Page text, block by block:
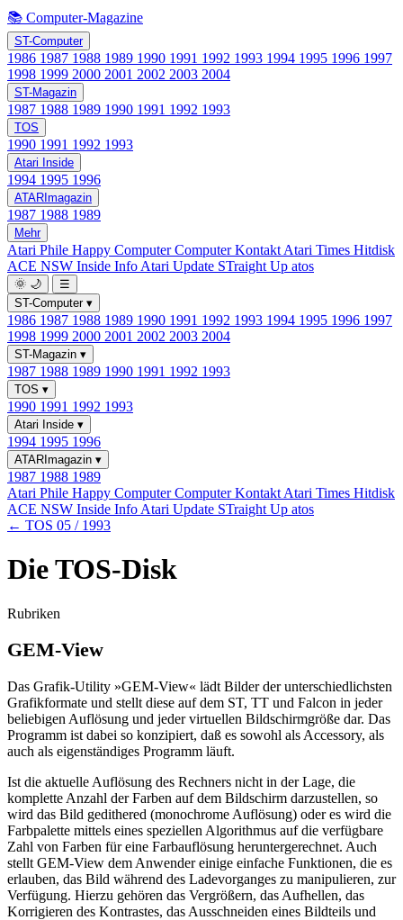
📚 Computer-Magazine
ST-Computer
1986 1987 1988 1989 1990 1991 1992 1993 1994 1995 1996 1997
1998 1999 2000 2001 2002 2003 2004
ST-Magazin
1987 1988 1989 1990 1991 1992 1993
TOS
1990 1991 1992 1993
Atari Inside
1994 1995 1996
ATARImagazin
1987 1988 1989
Mehr
Atari Phile Happy ComputerComputer Kontakt Atari Times Hitdisk
ACE NSW Inside Info Atari Update STraight Up atos
🌞 🌙
☰
ST-Computer ▾
1986 1987 1988 1989 1990 1991 1992 1993 1994 1995 1996 1997
1998 1999 2000 2001 2002 2003 2004
ST-Magazin ▾
1987 1988 1989 1990 1991 1992 1993
TOS ▾
1990 1991 1992 1993
Atari Inside ▾
1994 1995 1996
ATARImagazin ▾
1987 1988 1989
Atari Phile Happy ComputerComputer Kontakt Atari Times Hitdisk
ACE NSW Inside Info Atari Update STraight Up atos
← TOS 05 / 1993
Die TOS-Disk
Rubriken
GEM-View
Das Grafik-Utility »GEM-View« lädt Bilder der unterschiedlichsten
Grafikformate und stellt diese auf dem ST, TT und Falcon in jeder
beliebigen Auflösung und jeder virtuellen Bildschirmgröße dar. Das
Programm ist dabei so konzipiert, daß es sowohl als Accessory, als
auch als eigenständiges Programm läuft.
Ist die aktuelle Auflösung des Rechners nicht in der Lage, die
komplette Anzahl der Farben auf dem Bildschirm darzustellen, so
wird das Bild gedithered (monochrome Auflösung) oder es wird die
Farbpalette mittels eines speziellen Algorithmus auf die verfügbare
Zahl von Farben für eine Farbauflösung heruntergerechnet. Auch
stellt GEM-View dem Anwender einige einfache Funktionen, die es
erlauben, das Bild während des Ladevorganges zu manipulieren, zur
Verfügung. Hierzu gehören das Vergrößern, das Aufhellen, das
Korrigieren des Kontrastes, das Ausschneiden eines Bildteils und